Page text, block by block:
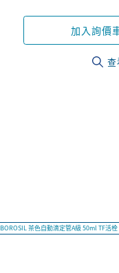
加入詢價
查
BOROSIL 茶色自動滴定管A級 50ml TF活栓